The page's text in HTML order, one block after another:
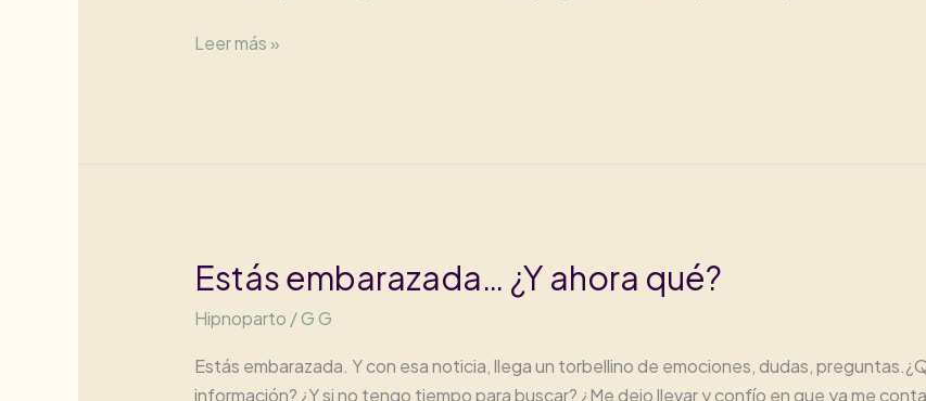
¿Por
embarazo?
Leer más »
Estás embarazada… ¿Y ahora qué?
Hipnoparto /G G
Estás embarazada. Y con esa noticia, llega un torbellino de emociones, dudas,
información? ¿Y si no tengo tiempo para buscar? ¿Me dejo llevar y confío en que ya me